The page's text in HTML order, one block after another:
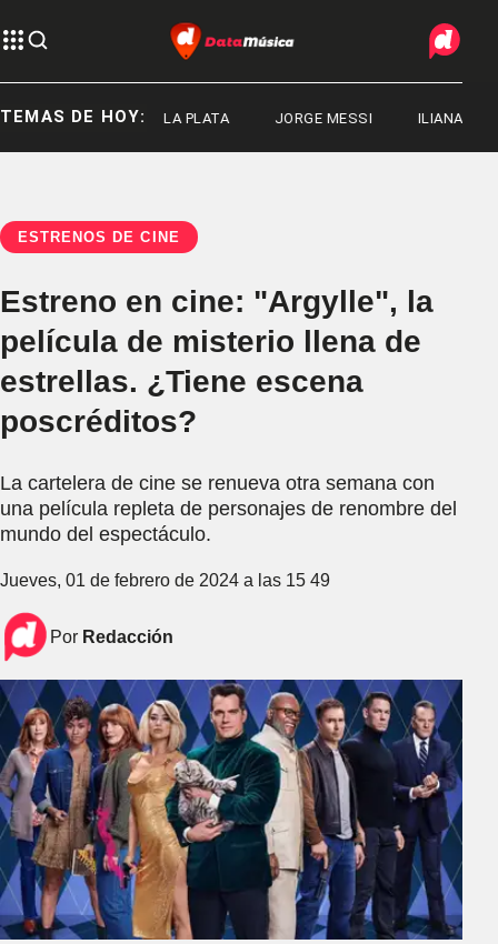
TEMAS DE HOY:
NACIONAL DE LA PLATA JORGE MESSI ILIANA LICK
ESTRENOS DE CINE
Estreno en cine: "Argylle", la
película de misterio llena de
estrellas. ¿Tiene escena
poscréditos?
La cartelera de cine se renueva otra semana con
una película repleta de personajes de renombre del
mundo del espectáculo.
Jueves, 01 de febrero de 2024 a las 15 49
Por Redacción